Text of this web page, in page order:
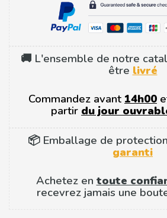
🚚 L'ensemble de notre
être livré
Commandez avant 14h00
partir du jour
📦 Emballage de
garanti
Achetez en toute
recevrez jamais une